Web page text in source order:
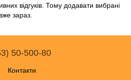
відгуків. Тому додавати вибрані
зараз.
50-500-80
Контакти